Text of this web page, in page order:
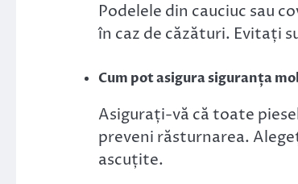
Podelele din cauciuc sau
în caz de căzături. Evitați
Cum pot asigura siguranța
Asigurați-vă că toate
preveni răsturnarea.
ascuțite.